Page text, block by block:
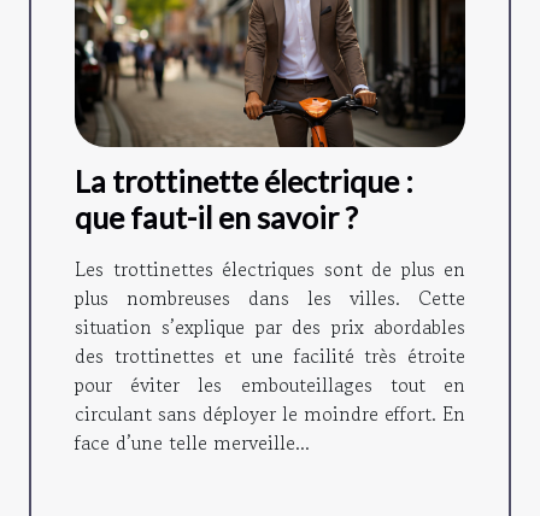
La trottinette électrique :
que faut-il en savoir ?
Les trottinettes électriques sont de plus en
plus nombreuses dans les villes. Cette
situation s’explique par des prix abordables
des trottinettes et une facilité très étroite
pour éviter les embouteillages tout en
circulant sans déployer le moindre effort. En
face d’une telle merveille...